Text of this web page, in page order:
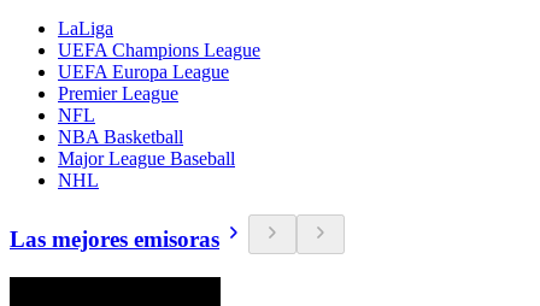
LaLiga
UEFA Champions League
UEFA Europa League
Premier League
NFL
NBA Basketball
Major League Baseball
NHL
Las mejores emisoras